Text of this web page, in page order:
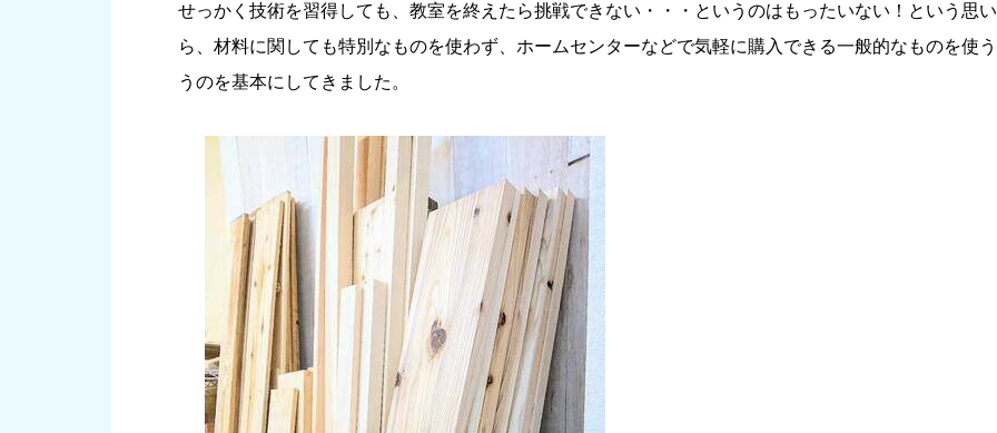
せっかく技術を習得しても、教室を終えたら挑戦できない・・・というのはもったいない！という思
ら、材料に関しても特別なものを使わず、ホームセンターなどで気軽に購入できる一般的なものを使
うのを基本にしてきました。